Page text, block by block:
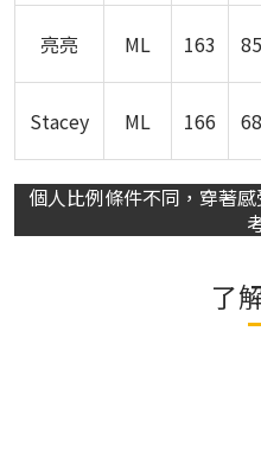
亮亮 ML 163 85
Stacey ML 166 68
個人比例條件不同，穿著
了